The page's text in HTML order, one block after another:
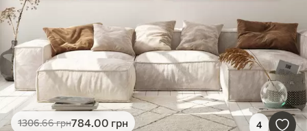
1306.66грн784.00 грн 4